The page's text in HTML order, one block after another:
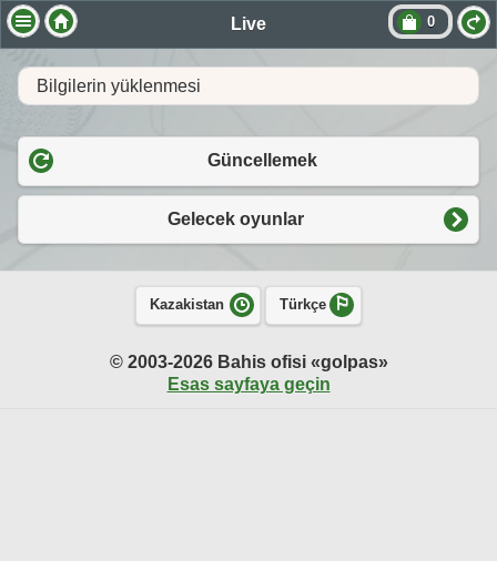
Live 0
Bilgilerin yüklenmesi
Güncellemek
Gelecek oyunlar
Kazakistan Türkçe
© 2003-2026 Bahis ofisi «golpas»
Esas sayfaya geçin